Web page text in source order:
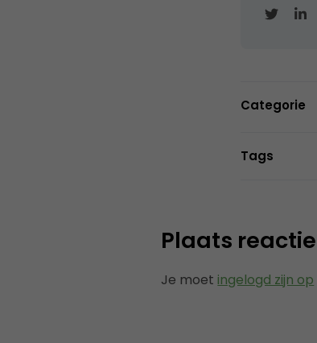
Categorie
Tags
Plaats reactie
Je moet ingelogd zijn op